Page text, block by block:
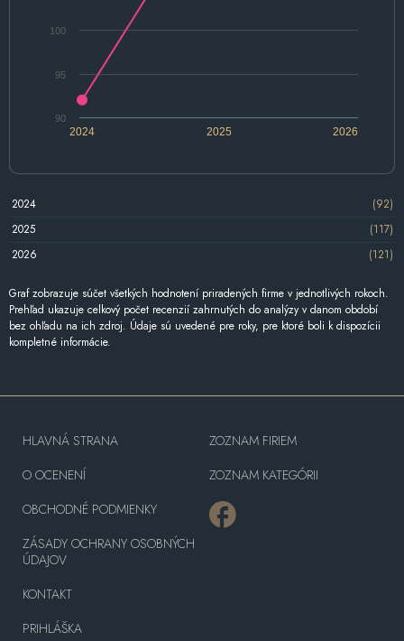
2024 2026
2025
90
95
100
2024
(92)
2025
(117)
2026
(121)
Graf zobrazuje súčet všetkých hodnotení priradených firme v jednotlivých rokoch.
Prehľad ukazuje celkový počet recenzií zahrnutých do analýzy v danom období
bez ohľadu na ich zdroj. Údaje sú uvedené pre roky, pre ktoré boli k dispozícii
kompletné informácie.
HLAVNÁ STRANA
O OCENENÍ
OBCHODNÉ PODMIENKY
ZÁSADY OCHRANY OSOBNÝCH
ÚDAJOV
KONTAKT
PRIHLÁŠKA
ZOZNAM FIRIEM
ZOZNAM KATEGÓRII